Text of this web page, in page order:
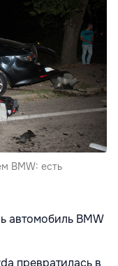
BMW: есть
автомобиль BMW
превратилась в